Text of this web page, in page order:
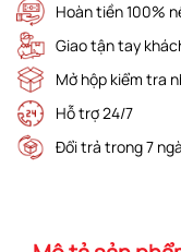
Hoàn tiền 100%
Giao tận tay
Mở hộp kiểm tra
Hỗ trợ 24/7
Đổi trả trong 7